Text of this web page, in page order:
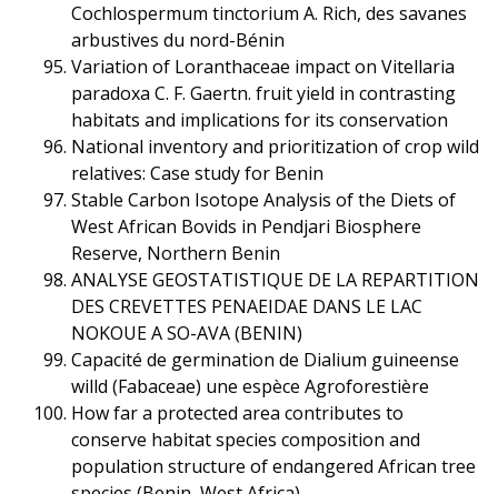
Cochlospermum tinctorium A. Rich, des savanes
arbustives du nord-Bénin
Variation of Loranthaceae impact on Vitellaria
paradoxa C. F. Gaertn. fruit yield in contrasting
habitats and implications for its conservation
National inventory and prioritization of crop wild
relatives: Case study for Benin
Stable Carbon Isotope Analysis of the Diets of
West African Bovids in Pendjari Biosphere
Reserve, Northern Benin
ANALYSE GEOSTATISTIQUE DE LA REPARTITION
DES CREVETTES PENAEIDAE DANS LE LAC
NOKOUE A SO-AVA (BENIN)
Capacité de germination de Dialium guineense
willd (Fabaceae) une espèce Agroforestière
How far a protected area contributes to
conserve habitat species composition and
population structure of endangered African tree